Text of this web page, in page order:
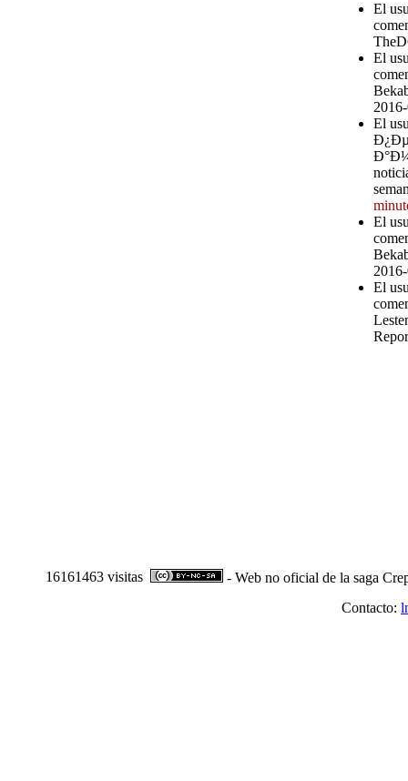
El
El
El
Ð°Ð¼
El
El
16161463 visitas
- Web no oficial de la saga
Contacto: